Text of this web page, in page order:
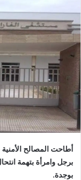
أطاحت المصالح
برجل وامرأة بتهمة
بوجدة.